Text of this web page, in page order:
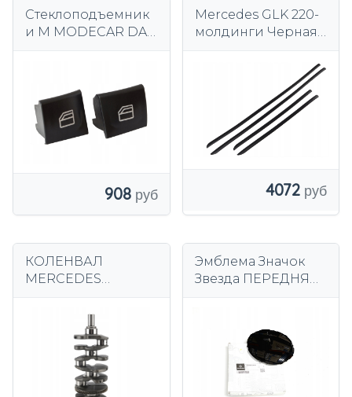
Стеклоподъемник
и M MODECAR DA-
908
Mercedes GLK 220-
молдинги Черная
4072
КОЛЕНВАЛ
MERCEDES
TURBO M270 M264
m260 M274 270.920
Эмблема Значок
Звезда ПЕРЕДНЯЯ
A0008880400